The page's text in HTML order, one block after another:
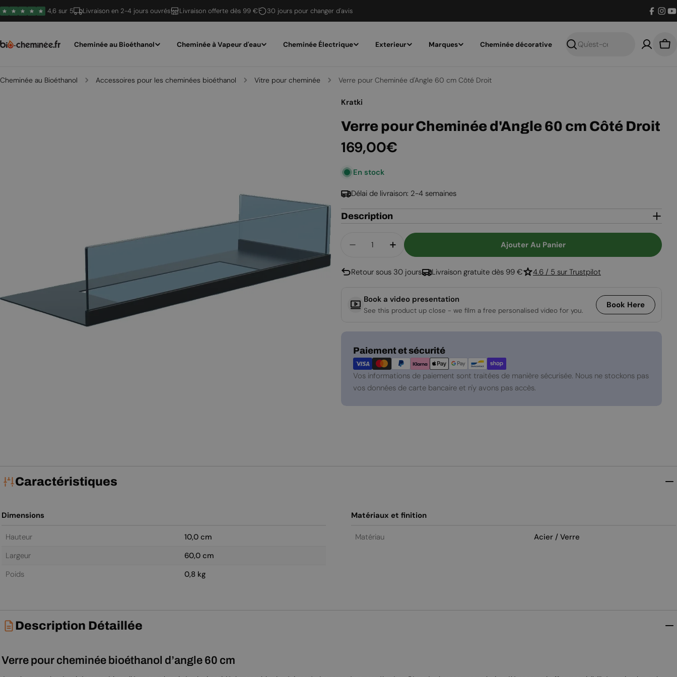
Passer
au
4,6 sur 5 Livraison en 2-4 jours ouvrés Livraison offerte dès 99 € 30 jours pour changer d'avis
Cheminée au Bioéthanol Cheminée à Vapeur d'eau Cheminée Électrique Exterieur Marques Cheminée décorative
Recherche
Cheminée au Bioéthanol Accessoires pour les cheminées bioéthanol Vitre pour cheminée Verre pour Cheminée d'Angle 60 cm Côté Droit
Kratki
Verre pour Cheminée d'Angle 60 cm Côté Droit
Prix
régulier
169,00€
En stock
Délai de livraison: 2-4 semaines
Description
Diminuer La Quantité Pour Verre Pour Cheminée D&#39;Angle 60 Cm
Augmenter La Quantité Pour Verre Pour Cheminée
Ajouter Au Panier
Retour sous 30 jours Livraison gratuite dès 99 € 4.6 / 5 sur Trustpilot
Book a video presentation
See this product up close - we film a free personalised video for you.
Book Here
Paiement et sécurité
Modes
de
paiement
Vos informations de paiement sont traitées de manière sécurisée. Nous ne stockons pas
vos données de carte bancaire et n'y avons pas accès.
Caractéristiques
Dimensions
Hauteur
10,0 cm
Largeur
60,0 cm
Poids
0,8 kg
Matériaux et finition
Matériau Acier / Verre
Description Détaillée
Verre pour cheminée bioéthanol d’angle 60 cm